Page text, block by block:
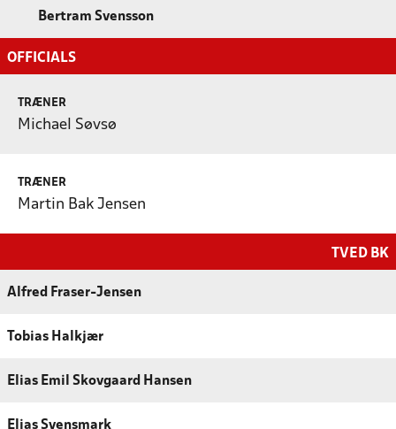
Bertram Svensson
OFFICIALS
TRÆNER
Michael Søvsø
TRÆNER
Martin Bak Jensen
TVED BK
Alfred Fraser-Jensen
Tobias Halkjær
Elias Emil Skovgaard Hansen
Elias Svensmark